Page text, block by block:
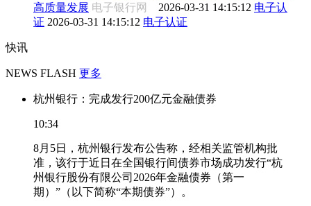
高质量发展 电子银行网 2026-03-31 14:15:12 电子认
证 2026-03-31 14:15:12 电子认证
快讯
NEWS FLASH 更多
杭州银行：完成发行200亿元金融债券
10:34
8月5日，杭州银行发布公告称，经相关监管机构批
准，该行于近日在全国银行间债券市场成功发行“杭
州银行股份有限公司2026年金融债券（第一
期）”（以下简称“本期债券”）。